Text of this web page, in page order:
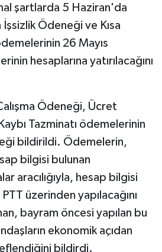
şartlarda 5 Haziran'da
İşsizlik Ödeneği ve Kısa
26 Mayıs
hesaplarına yatırılacağını
Ödeneği, Ücret
Tazminatı ödemelerinin
bildirildi. Ödemelerin,
bilgisi bulunan
aracılığıyla, hesap bilgisi
üzerinden yapılacağını
bayram öncesi yapılan bu
ekonomik açıdan
bildirdi.